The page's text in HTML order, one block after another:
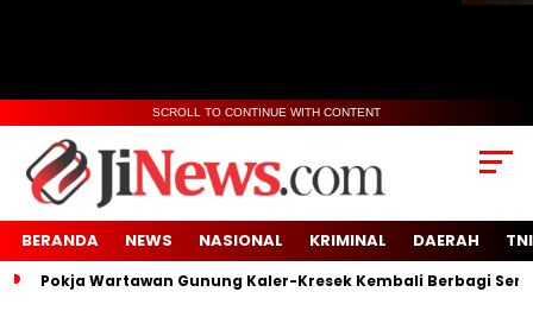
SCROLL TO CONTINUE WITH CONTENT
BERANDA NEWS NASIONAL KRIMINAL DAERAH
Pokja Wartawan Gunung Kaler-Kresek Kembali Berbagi